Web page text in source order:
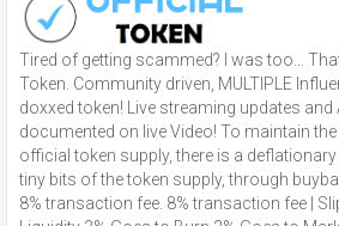
Tired of getting scammed? I was too…
Token. Community driven, MULTIPLE
doxxed token! Live streaming updates
documented on live Video! To maintain
official token supply, there is a
tiny bits of the token supply, through
8% transaction fee. 8% transaction fee |